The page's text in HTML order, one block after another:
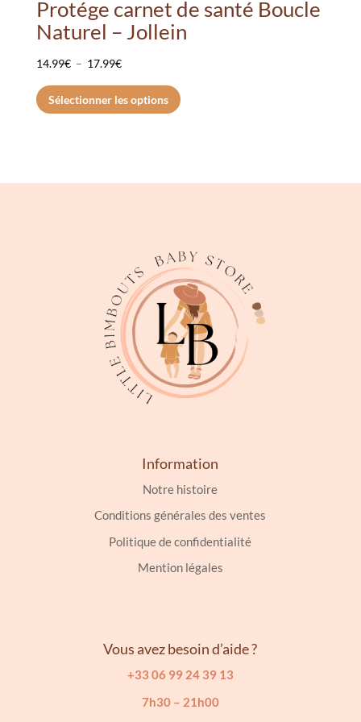
Protége carnet de santé Boucle
Naturel – Jollein
14.99€ – 17.99€Plage
de
prix :
Sélectionner les options
produit
être
choisies
sur
la
page
du
produit
Information
Notre histoire
Conditions générales des ventes
Politique de confidentialité
Mention légales
Vous avez besoin d’aide ?
+33 06 99 24 39 13
7h30 – 21h00